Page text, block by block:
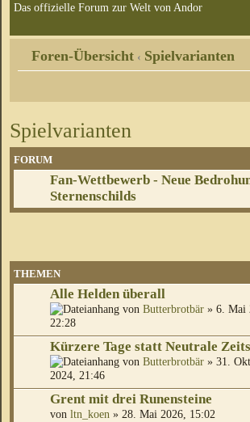
Das offizielle Forum zur Welt von Andor
Foren-Übersicht ‹ Spielvarianten
Spielvarianten
FORUM
Fan-Wettbewerb - Neue
Sternenschilds
THEMEN
Alle Helden überall
von Butterbrotbär » 6. Mai
22:28
Kürzere Tage statt Neutrale
von Butterbrotbär » 31.
2024, 21:46
Grent mit drei Runensteine
von ltn_koen » 28. Mai 2026, 15:02